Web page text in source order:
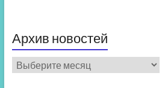
Архив новостей
Архив
новостей